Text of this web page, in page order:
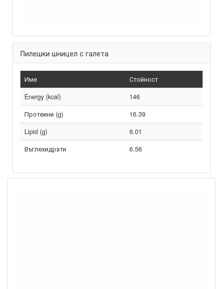
Пилешки шницел с галета
Име
Стойност
Energy (kcal)
146
Протеини (g)
16.39
Lipid (g)
6.01
Въглехидрати
6.56